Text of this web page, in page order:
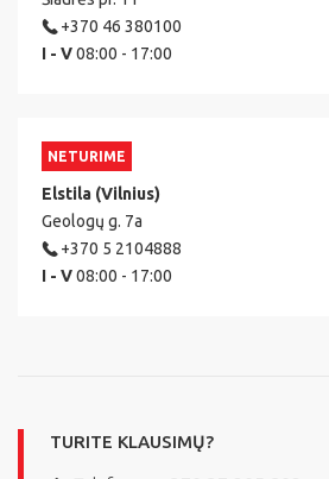
+370 46 380100
I - V08:00 - 17:00
NETURIME
Elstila (Vilnius)
Geologų g. 7a
+370 5 2104888
I - V08:00 - 17:00
TURITE KLAUSIMŲ?